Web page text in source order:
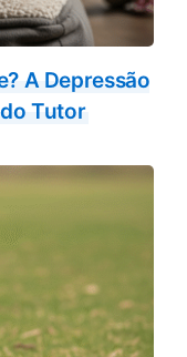
A Depressão
Tutor